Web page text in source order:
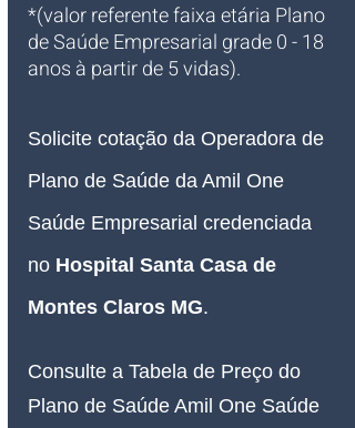
*(valor referente faixa etária Plano
de Saúde Empresarial grade 0 - 18
anos à partir de 5 vidas).
Solicite cotação da Operadora de
Plano de Saúde da Amil One
Saúde Empresarial credenciada
no Hospital Santa Casa de
Montes Claros MG.
Consulte a Tabela de Preço do
Plano de Saúde Amil One Saúde